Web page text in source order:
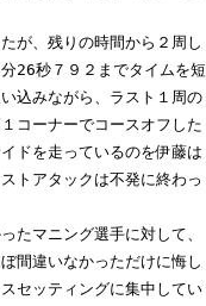
が、残りの時間から２周し
26秒７９２までタイムを短
込みながら、ラスト１周の
コーナーでコースオフした
ドを走っているのを伊藤は
トアタックは不発に終わっ
たマニング選手に対して、
間違いなかっただけに悔し
セッティングに集中してい